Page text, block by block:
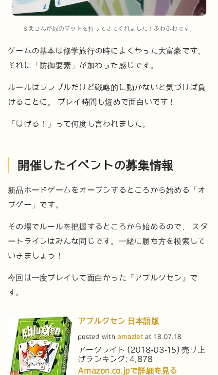
Ｓえさんが緑のマットを持ってきてくれました！ふわふわです。
ゲームの基本は修学旅行の時によくやった大富豪です。
それに「防御要素」が加わった感じです。
ルールはシンプルだけど戦略的に動かないと気づけば負
けることに。
プレイ時間も短めで面白いです！
「はげる！」って何度も言われました。
開催したイベントの募集情報
新品ボードゲームをオープンするところから始める「オ
プゲー」です。
その場でルールを把握するところから始めるので、
スタ
ートラインはみんな同じです。一緒に勝ち方を模索して
いきましょう！
今回は一度プレイして面白かった『アブルクセン』で
す。
アブルクセン 日本語版
posted withamazletat 18.07.18
アークライト (2018-03-15) 売り上
げランキング: 4,878
Amazon.co.jpで詳細を見る